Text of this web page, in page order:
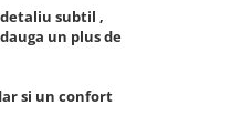
subtil ,
un plus de
si un confort